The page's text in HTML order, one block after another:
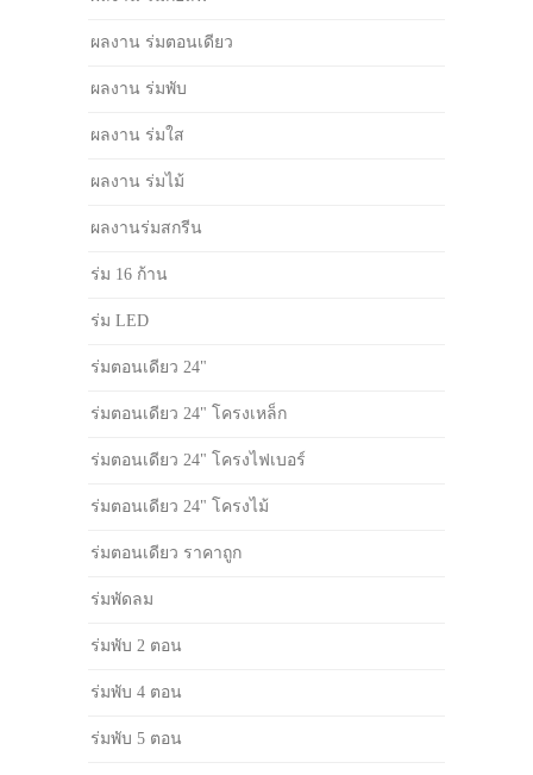
ผลงาน ร่มตอนเดียว
ผลงาน ร่มพับ
ผลงาน ร่มใส
ผลงาน ร่มไม้
ผลงานร่มสกรีน
ร่ม 16 ก้าน
ร่ม LED
ร่มตอนเดียว 24"
ร่มตอนเดียว 24" โครงเหล็ก
ร่มตอนเดียว 24" โครงไฟเบอร์
ร่มตอนเดียว 24" โครงไม้
ร่มตอนเดียว ราคาถูก
ร่มพัดลม
ร่มพับ 2 ตอน
ร่มพับ 4 ตอน
ร่มพับ 5 ตอน